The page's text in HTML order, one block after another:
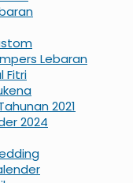
Lebaran
Fitri
2021
2024